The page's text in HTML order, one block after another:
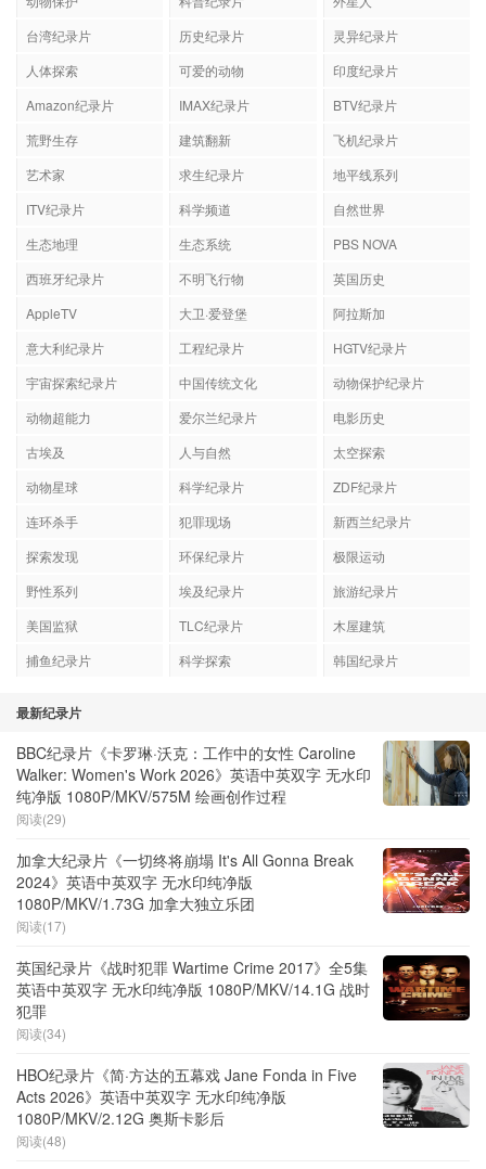
台湾纪录片
历史纪录片
灵异纪录片
人体探索
可爱的动物
印度纪录片
Amazon纪录片
IMAX纪录片
BTV纪录片
荒野生存
建筑翻新
飞机纪录片
艺术家
求生纪录片
地平线系列
ITV纪录片
科学频道
自然世界
生态地理
生态系统
PBS NOVA
西班牙纪录片
不明飞行物
英国历史
AppleTV
大卫·爱登堡
阿拉斯加
意大利纪录片
工程纪录片
HGTV纪录片
宇宙探索纪录片
中国传统文化
动物保护纪录片
动物超能力
爱尔兰纪录片
电影历史
古埃及
人与自然
太空探索
动物星球
科学纪录片
ZDF纪录片
连环杀手
犯罪现场
新西兰纪录片
探索发现
环保纪录片
极限运动
野性系列
埃及纪录片
旅游纪录片
美国监狱
TLC纪录片
木屋建筑
捕鱼纪录片
科学探索 韩国纪录片
最新纪录片
BBC纪录片《卡罗琳·沃克：工作中的女性 Caroline
Walker: Women's Work 2026》英语中英双字 无水印
纯净版 1080P/MKV/575M 绘画创作过程
阅读(29)
加拿大纪录片《一切终将崩塌 It's All Gonna Break
2024》英语中英双字 无水印纯净版
1080P/MKV/1.73G 加拿大独立乐团
阅读(17)
英国纪录片《战时犯罪 Wartime Crime 2017》全5集
英语中英双字 无水印纯净版 1080P/MKV/14.1G 战时
犯罪
阅读(34)
HBO纪录片《简·方达的五幕戏 Jane Fonda in Five
Acts 2026》英语中英双字 无水印纯净版
1080P/MKV/2.12G 奥斯卡影后
阅读(48)